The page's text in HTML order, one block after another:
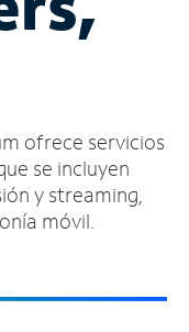
ofrece servicios
se incluyen
y streaming,
móvil.